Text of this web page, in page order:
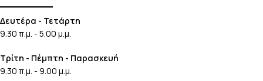
Δευτέρα - Τετάρτη
9.30 π.μ. - 5.00 μ.μ.
Τρίτη - Πέμπτη - Παρασκευή
9.30 π.μ. - 9.00 μ.μ.